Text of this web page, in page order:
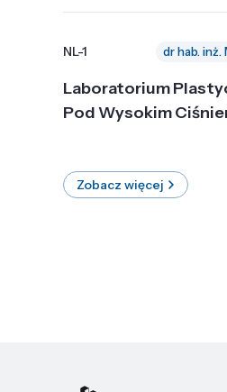
NL-1 dr hab. inż.
Laboratorium
Pod Wysokim
Zobacz więcej